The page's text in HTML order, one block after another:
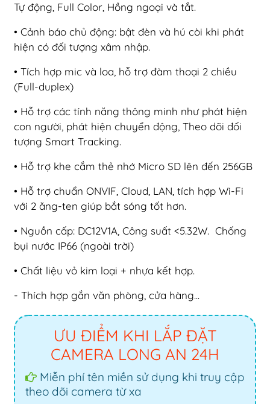
Tự động, Full Color, Hồng ngoại và tắt.
• Cảnh báo chủ động: bật đèn và hú còi khi phát
hiện có đối tượng xâm nhập.
• Tích hợp mic và loa, hỗ trợ đàm thoại 2 chiều
(Full-duplex)
• Hỗ trợ các tính năng thông minh như phát hiện
con người, phát hiện chuyển động, Theo dõi đối
tượng Smart Tracking.
• Hỗ trợ khe cắm thẻ nhớ Micro SD lên đến 256GB
• Hỗ trợ chuẩn ONVIF, Cloud, LAN, tích hợp Wi-Fi
với 2 ăng-ten giúp bắt sóng tốt hơn.
• Nguồn cấp: DC12V1A, Công suất <5.32W. Chống
bụi nước IP66 (ngoài trời)
• Chất liệu vỏ kim loại + nhựa kết hợp.
- Thích hợp gắn văn phòng, cửa hàng...
ƯU ĐIỂM KHI LẮP ĐẶT
CAMERA LONG AN 24H
Miễn phí tên miền sử dụng khi truy cập
theo dõi camera từ xa